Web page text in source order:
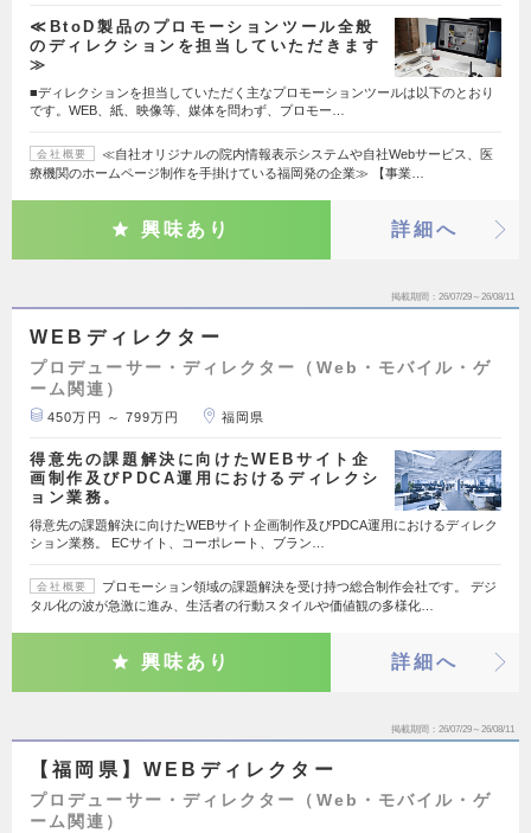
≪BtoD製品のプロモーションツール全般
のディレクションを担当していただきます
≫
■ディレクションを担当していただく主なプロモーションツールは以下のとおり
です。WEB、紙、映像等、媒体を問わず、プロモー…
会社概要
≪自社オリジナルの院内情報表示システムや自社Webサービス、医
療機関のホームページ制作を手掛けている福岡発の企業≫ 【事業…
興味あり 詳細へ
掲載期間 26/07/29～26/08/11
WEBディレクター
プロデューサー・ディレクター（Web・モバイル・ゲ
ーム関連）
450万円 ～ 799万円 福岡県
得意先の課題解決に向けたWEBサイト企
画制作及びPDCA運用におけるディレクシ
ョン業務。
得意先の課題解決に向けたWEBサイト企画制作及びPDCA運用におけるディレク
ション業務。 ECサイト、コーポレート、ブラン…
会社概要
プロモーション領域の課題解決を受け持つ総合制作会社です。 デジ
タル化の波が急激に進み、生活者の行動スタイルや価値観の多様化…
興味あり 詳細へ
掲載期間 26/07/29～26/08/11
【福岡県】WEBディレクター
プロデューサー・ディレクター（Web・モバイル・ゲ
ーム関連）